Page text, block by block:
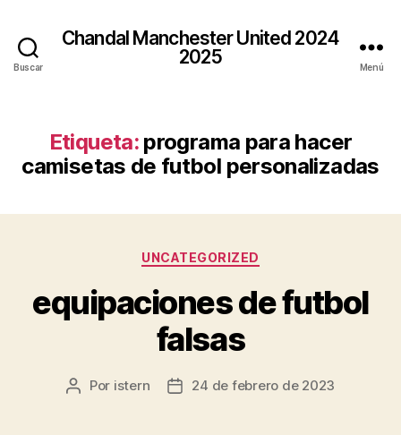
Buscar
Chandal Manchester United 2024
2025
Menú
Etiqueta: programa para hacer
camisetas de futbol personalizadas
Categorías
UNCATEGORIZED
equipaciones de futbol
falsas
Autor
Por istern
Fecha24 de febrero de 2023